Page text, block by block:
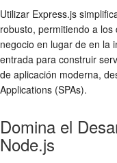
Utilizar Express.js
robusto, permitiendo a
negocio en lugar de en la
entrada para construir
de aplicación moderna,
Applications (SPAs).
Domina el
Node.js